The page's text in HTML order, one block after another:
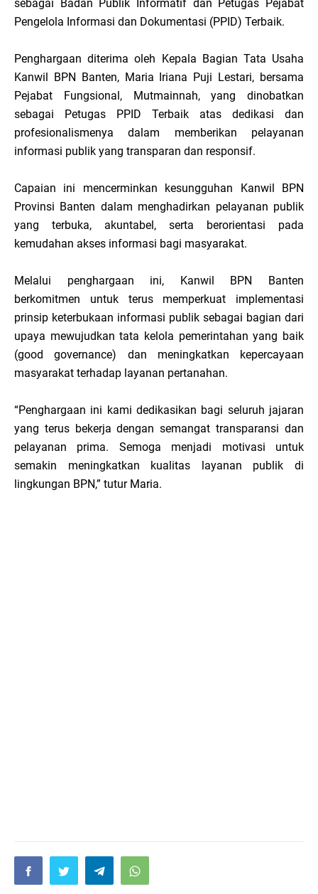
sebagai Badan Publik Informatif dan Petugas Pejabat
Pengelola Informasi dan Dokumentasi (PPID) Terbaik.
Penghargaan diterima oleh Kepala Bagian Tata Usaha
Kanwil BPN Banten, Maria Iriana Puji Lestari, bersama
Pejabat Fungsional, Mutmainnah, yang dinobatkan
sebagai Petugas PPID Terbaik atas dedikasi dan
profesionalismenya dalam memberikan pelayanan
informasi publik yang transparan dan responsif.
Capaian ini mencerminkan kesungguhan Kanwil BPN
Provinsi Banten dalam menghadirkan pelayanan publik
yang terbuka, akuntabel, serta berorientasi pada
kemudahan akses informasi bagi masyarakat.
Melalui penghargaan ini, Kanwil BPN Banten
berkomitmen untuk terus memperkuat implementasi
prinsip keterbukaan informasi publik sebagai bagian dari
upaya mewujudkan tata kelola pemerintahan yang baik
(good governance) dan meningkatkan kepercayaan
masyarakat terhadap layanan pertanahan.
“Penghargaan ini kami dedikasikan bagi seluruh jajaran
yang terus bekerja dengan semangat transparansi dan
pelayanan prima. Semoga menjadi motivasi untuk
semakin meningkatkan kualitas layanan publik di
lingkungan BPN,” tutur Maria.